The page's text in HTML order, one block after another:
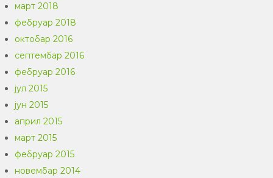
март 2018
фебруар 2018
октобар 2016
септембар 2016
фебруар 2016
јул 2015
јун 2015
април 2015
март 2015
фебруар 2015
новембар 2014